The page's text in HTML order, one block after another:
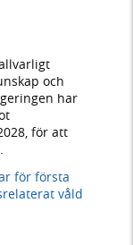
och
har
för att
för första
våld